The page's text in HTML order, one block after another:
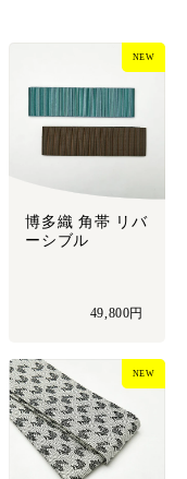
博多織 角帯 リバ
ーシブル
49,800円
NEW
NEW